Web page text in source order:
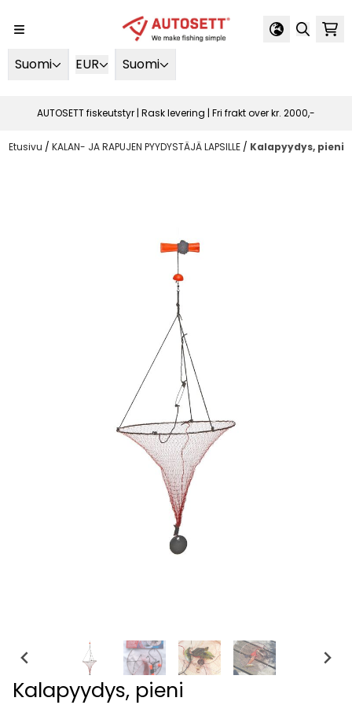
Suomi EUR Suomi
AUTOSETT fiskeutstyr | Rask levering | Fri frakt over kr. 2000,-
Etusivu / KALAN- JA RAPUJEN PYYDYSTÄJÄ LAPSILLE / Kalapyydys, pieni
Kalapyydys, pieni